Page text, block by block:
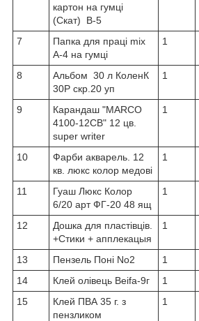
картон на гумці
(Скат) В-5
7
Папка для праці mix
А-4 на гумці
1
8
Альбом 30 л КоленК
30P скр.20 уп
1
9
Карандаш "MARCO
4100-12СВ" 12 цв.
super writer
1
10
Фарби акварель. 12
кв. люкс колор медові
1
11
Гуаш Люкс Колор
6/20 арт ФГ-20 48 ящ
1
12
Дошка для пластівців.
+Стики + апплекацыя
1
13 Пензель Поні No2 1
14
Клей олівець Beifa-9г 1
15
Клей ПВА 35 г. з
пензликом
1